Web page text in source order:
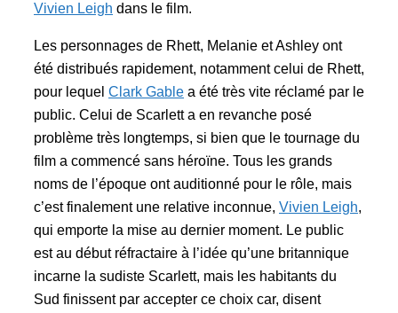
Vivien Leigh dans le film.
Les personnages de Rhett, Melanie et Ashley ont
été distribués rapidement, notamment celui de Rhett,
pour lequel Clark Gable a été très vite réclamé par le
public. Celui de Scarlett a en revanche posé
problème très longtemps, si bien que le tournage du
film a commencé sans héroïne. Tous les grands
noms de l’époque ont auditionné pour le rôle, mais
c’est finalement une relative inconnue, Vivien Leigh,
qui emporte la mise au dernier moment. Le public
est au début réfractaire à l’idée qu’une britannique
incarne la sudiste Scarlett, mais les habitants du
Sud finissent par accepter ce choix car, disent